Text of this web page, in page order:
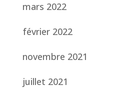
mars 2022
février 2022
novembre 2021
juillet 2021